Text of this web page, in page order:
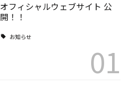
オフィシャルウェブサイト 公
開！！
お知らせ
01